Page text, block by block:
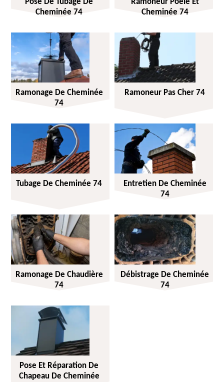
Pose De Tubage De
Cheminée 74
Ramoneur Poêle Et
Cheminée 74
Ramonage De Cheminée
74
Ramoneur Pas Cher 74
Tubage De Cheminée 74
Entretien De Cheminée
74
Ramonage De Chaudière
74
Débistrage De Cheminée
74
Pose Et Réparation De
Chapeau De Cheminée